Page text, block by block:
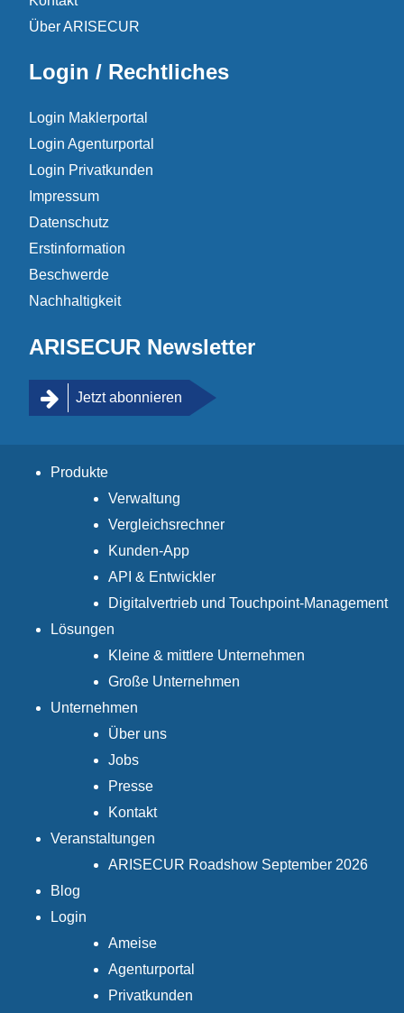
Über ARISECUR
Login / Rechtliches
Login Maklerportal
Login Agenturportal
Login Privatkunden
Impressum
Datenschutz
Erstinformation
Beschwerde
Nachhaltigkeit
ARISECUR Newsletter
Jetzt abonnieren
Produkte
Verwaltung
Vergleichsrechner
Kunden-App
API & Entwickler
Digitalvertrieb und Touchpoint-Management
Lösungen
Kleine & mittlere Unternehmen
Große Unternehmen
Unternehmen
Über uns
Jobs
Presse
Kontakt
Veranstaltungen
ARISECUR Roadshow September 2026
Blog
Login
Ameise
Agenturportal
Privatkunden